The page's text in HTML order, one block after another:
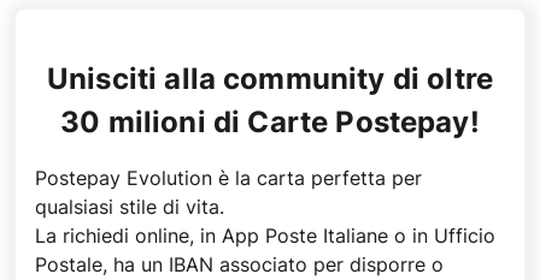
Unisciti alla community di oltre
30 milioni di Carte Postepay!
Postepay Evolution è la carta perfetta per
qualsiasi stile di vita.
La richiedi online, in App Poste Italiane o in Ufficio
Postale, ha un IBAN associato per disporre o